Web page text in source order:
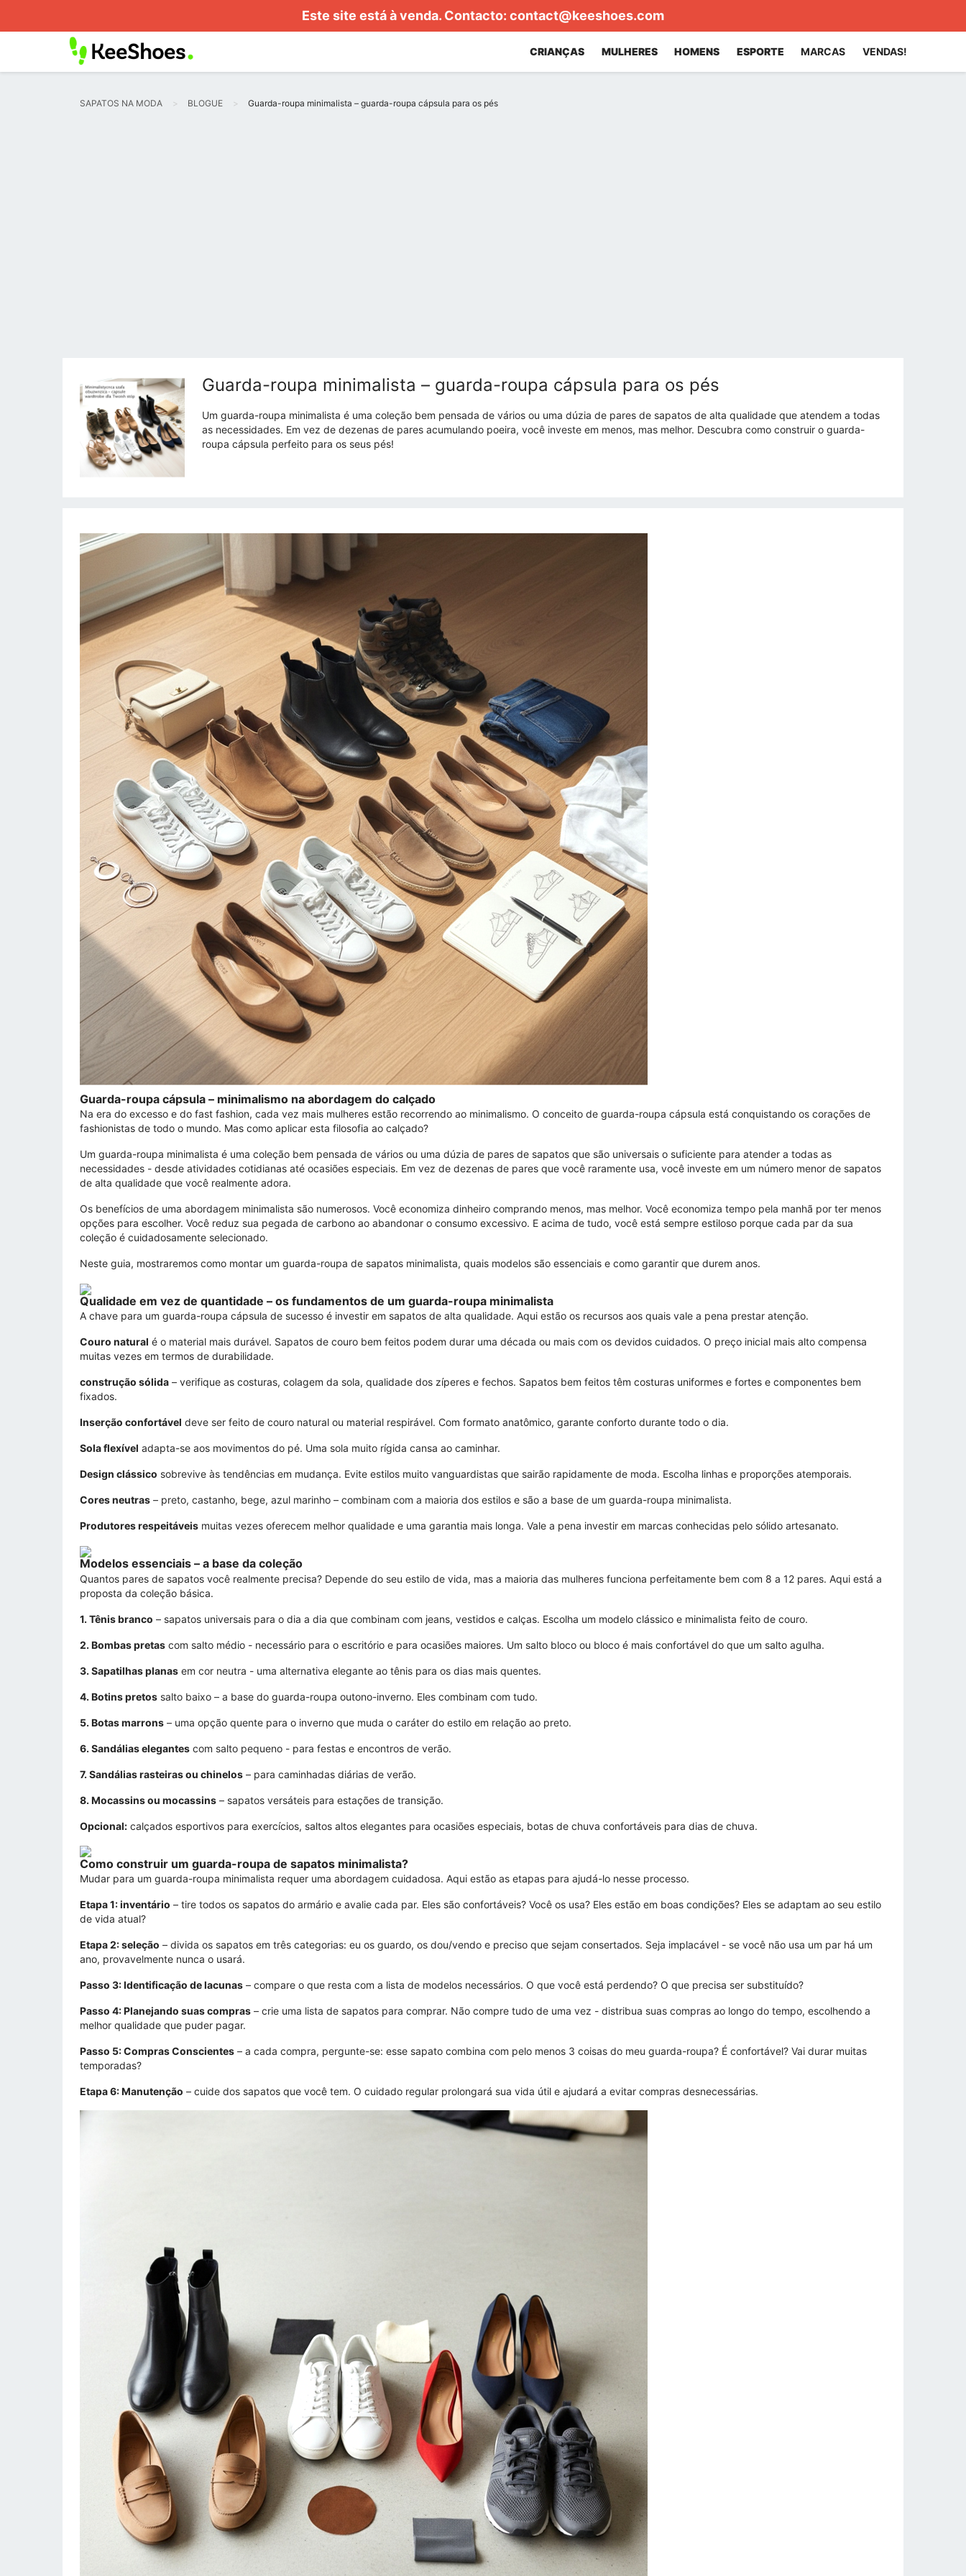
Este site está à venda. Contacto: contact@keeshoes.com
CRIANÇAS MULHERES HOMENS ESPORTE MARCAS VENDAS!
SAPATOS NA MODA BLOGUE Guarda-roupa minimalista – guarda-roupa cápsula para os pés
Guarda-roupa minimalista – guarda-roupa cápsula para os pés
Um guarda-roupa minimalista é uma coleção bem pensada de vários ou uma dúzia de pares de sapatos de alta qualidade que atendem a todas
as necessidades. Em vez de dezenas de pares acumulando poeira, você investe em menos, mas melhor. Descubra como construir o guarda-
roupa cápsula perfeito para os seus pés!
Guarda-roupa cápsula – minimalismo na abordagem do calçado
Na era do excesso e do fast fashion, cada vez mais mulheres estão recorrendo ao minimalismo. O conceito de guarda-roupa cápsula está conquistando os corações de
fashionistas de todo o mundo. Mas como aplicar esta filosofia ao calçado?
Um guarda-roupa minimalista é uma coleção bem pensada de vários ou uma dúzia de pares de sapatos que são universais o suficiente para atender a todas as
necessidades - desde atividades cotidianas até ocasiões especiais. Em vez de dezenas de pares que você raramente usa, você investe em um número menor de sapatos
de alta qualidade que você realmente adora.
Os benefícios de uma abordagem minimalista são numerosos. Você economiza dinheiro comprando menos, mas melhor. Você economiza tempo pela manhã por ter menos
opções para escolher. Você reduz sua pegada de carbono ao abandonar o consumo excessivo. E acima de tudo, você está sempre estiloso porque cada par da sua
coleção é cuidadosamente selecionado.
Neste guia, mostraremos como montar um guarda-roupa de sapatos minimalista, quais modelos são essenciais e como garantir que durem anos.
Qualidade em vez de quantidade – os fundamentos de um guarda-roupa minimalista
A chave para um guarda-roupa cápsula de sucesso é investir em sapatos de alta qualidade. Aqui estão os recursos aos quais vale a pena prestar atenção.
Couro natural é o material mais durável. Sapatos de couro bem feitos podem durar uma década ou mais com os devidos cuidados. O preço inicial mais alto compensa
muitas vezes em termos de durabilidade.
construção sólida – verifique as costuras, colagem da sola, qualidade dos zíperes e fechos. Sapatos bem feitos têm costuras uniformes e fortes e componentes bem
fixados.
Inserção confortável deve ser feito de couro natural ou material respirável. Com formato anatômico, garante conforto durante todo o dia.
Sola flexível adapta-se aos movimentos do pé. Uma sola muito rígida cansa ao caminhar.
Design clássico sobrevive às tendências em mudança. Evite estilos muito vanguardistas que sairão rapidamente de moda. Escolha linhas e proporções atemporais.
Cores neutras – preto, castanho, bege, azul marinho – combinam com a maioria dos estilos e são a base de um guarda-roupa minimalista.
Produtores respeitáveis muitas vezes oferecem melhor qualidade e uma garantia mais longa. Vale a pena investir em marcas conhecidas pelo sólido artesanato.
Modelos essenciais – a base da coleção
Quantos pares de sapatos você realmente precisa? Depende do seu estilo de vida, mas a maioria das mulheres funciona perfeitamente bem com 8 a 12 pares. Aqui está a
proposta da coleção básica.
1. Tênis branco – sapatos universais para o dia a dia que combinam com jeans, vestidos e calças. Escolha um modelo clássico e minimalista feito de couro.
2. Bombas pretas com salto médio - necessário para o escritório e para ocasiões maiores. Um salto bloco ou bloco é mais confortável do que um salto agulha.
3. Sapatilhas planas em cor neutra - uma alternativa elegante ao tênis para os dias mais quentes.
4. Botins pretos salto baixo – a base do guarda-roupa outono-inverno. Eles combinam com tudo.
5. Botas marrons – uma opção quente para o inverno que muda o caráter do estilo em relação ao preto.
6. Sandálias elegantes com salto pequeno - para festas e encontros de verão.
7. Sandálias rasteiras ou chinelos – para caminhadas diárias de verão.
8. Mocassins ou mocassins – sapatos versáteis para estações de transição.
Opcional: calçados esportivos para exercícios, saltos altos elegantes para ocasiões especiais, botas de chuva confortáveis ​​para dias de chuva.
Como construir um guarda-roupa de sapatos minimalista?
Mudar para um guarda-roupa minimalista requer uma abordagem cuidadosa. Aqui estão as etapas para ajudá-lo nesse processo.
Etapa 1: inventário – tire todos os sapatos do armário e avalie cada par. Eles são confortáveis? Você os usa? Eles estão em boas condições? Eles se adaptam ao seu estilo
de vida atual?
Etapa 2: seleção – divida os sapatos em três categorias: eu os guardo, os dou/vendo e preciso que sejam consertados. Seja implacável - se você não usa um par há um
ano, provavelmente nunca o usará.
Passo 3: Identificação de lacunas – compare o que resta com a lista de modelos necessários. O que você está perdendo? O que precisa ser substituído?
Passo 4: Planejando suas compras – crie uma lista de sapatos para comprar. Não compre tudo de uma vez - distribua suas compras ao longo do tempo, escolhendo a
melhor qualidade que puder pagar.
Passo 5: Compras Conscientes – a cada compra, pergunte-se: esse sapato combina com pelo menos 3 coisas do meu guarda-roupa? É confortável? Vai durar muitas
temporadas?
Etapa 6: Manutenção – cuide dos sapatos que você tem. O cuidado regular prolongará sua vida útil e ajudará a evitar compras desnecessárias.